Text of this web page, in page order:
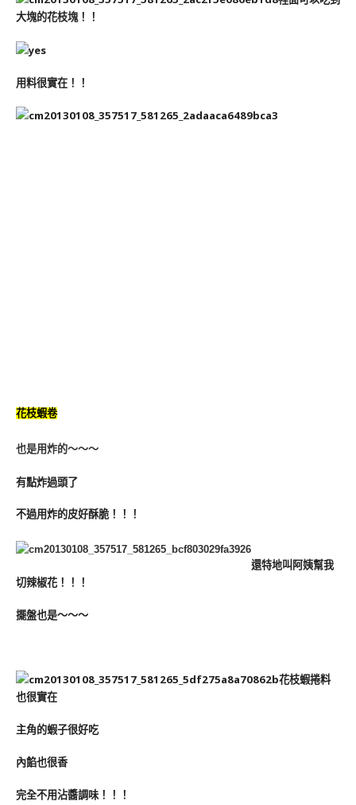
大塊的花枝塊！！
用料很實在！！
花枝蝦卷
也是用炸的～～～
有點炸過頭了
不過用炸的皮好酥脆！！！
還特地叫阿姨幫我
切辣椒花！！！
擺盤也是～～～
花枝蝦捲料
也很實在
主角的蝦子很好吃
內餡也很香
完全不用沾醬調味！！！